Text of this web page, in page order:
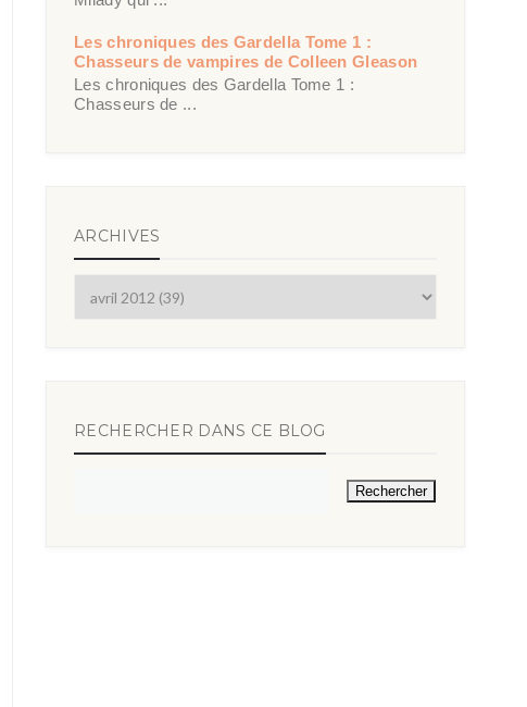
Les chroniques des Gardella Tome 1 :
Chasseurs de vampires de Colleen Gleason
Les chroniques des Gardella Tome 1 :
Chasseurs de ...
ARCHIVES
RECHERCHER DANS CE BLOG